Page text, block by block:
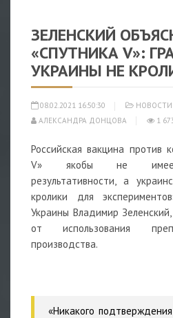
ЗЕЛЕНСКИЙ
«СПУТНИКА V»:
УКРАИНЫ НЕ
08.02.2021 16:50:30 НОВОСТИ
АЛЕКСАНДРА ДОНЦОВА
1
Российская вакцина против
V» якобы не имеет
результативности, а
кролики для
Украины Владимир
от использования
производства.
«Никакого